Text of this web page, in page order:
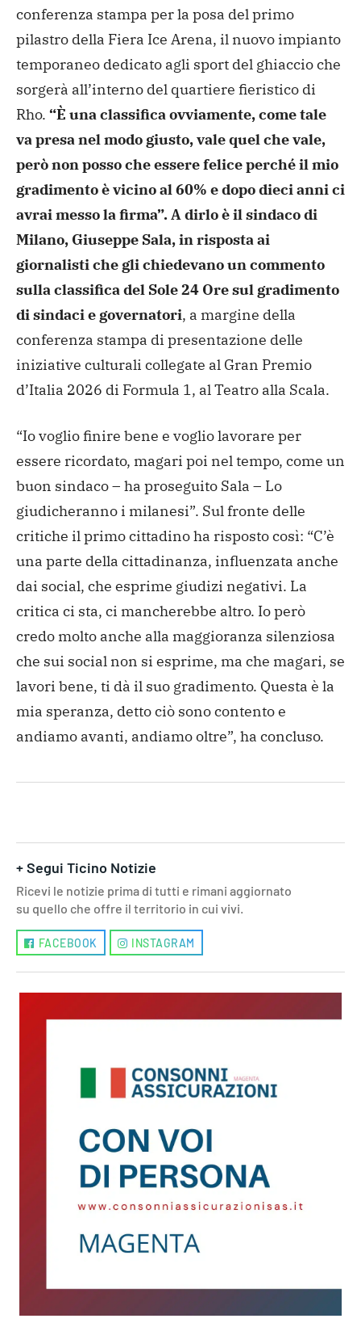
conferenza stampa per la posa del primo
pilastro della Fiera Ice Arena, il nuovo impianto
temporaneo dedicato agli sport del ghiaccio che
sorgerà all’interno del quartiere fieristico di
Rho. “È una classifica ovviamente, come tale
va presa nel modo giusto, vale quel che vale,
però non posso che essere felice perché il mio
gradimento è vicino al 60% e dopo dieci anni ci
avrai messo la firma”. A dirlo è il sindaco di
Milano, Giuseppe Sala, in risposta ai
giornalisti che gli chiedevano un commento
sulla classifica del Sole 24 Ore sul gradimento
di sindaci e governatori, a margine della
conferenza stampa di presentazione delle
iniziative culturali collegate al Gran Premio
d’Italia 2026 di Formula 1, al Teatro alla Scala.
“Io voglio finire bene e voglio lavorare per
essere ricordato, magari poi nel tempo, come un
buon sindaco – ha proseguito Sala – Lo
giudicheranno i milanesi”. Sul fronte delle
critiche il primo cittadino ha risposto così: “C’è
una parte della cittadinanza, influenzata anche
dai social, che esprime giudizi negativi. La
critica ci sta, ci mancherebbe altro. Io però
credo molto anche alla maggioranza silenziosa
che sui social non si esprime, ma che magari, se
lavori bene, ti dà il suo gradimento. Questa è la
mia speranza, detto ciò sono contento e
andiamo avanti, andiamo oltre”, ha concluso.
+ Segui Ticino Notizie
Ricevi le notizie prima di tutti e rimani aggiornato
su quello che offre il territorio in cui vivi.
FACEBOOK INSTAGRAM